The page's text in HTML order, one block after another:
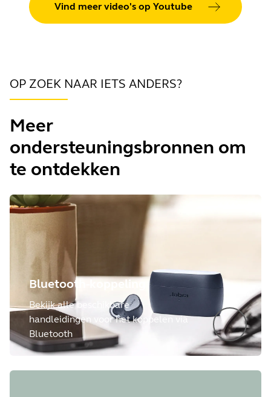
Vind meer video's op Youtube
OP ZOEK NAAR IETS ANDERS?
Meer
ondersteuningsbronnen om
te ontdekken
Bluetooth-koppeling
Bekijk alle beschikbare
handleidingen voor het koppelen via
Bluetooth